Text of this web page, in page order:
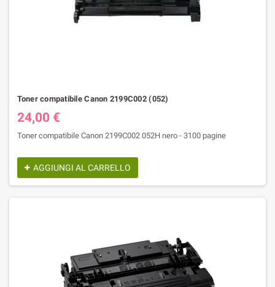
Toner compatibile Canon 2199C002 (052)
24,00 €
Toner compatibile Canon 2199C002 052H nero - 3100 pagine
AGGIUNGI AL CARRELLO